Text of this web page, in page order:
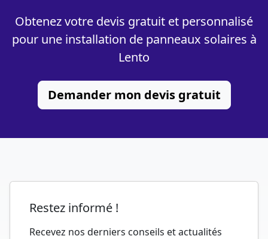
Obtenez votre devis gratuit et personnalisé
pour une installation de panneaux solaires à
Lento
Demander mon devis gratuit
Restez informé !
Recevez nos derniers conseils et actualités